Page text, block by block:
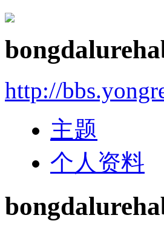
http://
主题
个人资料